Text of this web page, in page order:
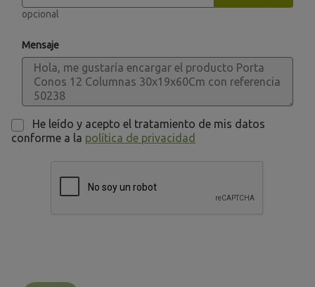
opcional
Mensaje
He leído y acepto el tratamiento de mis datos
conforme a la política de privacidad